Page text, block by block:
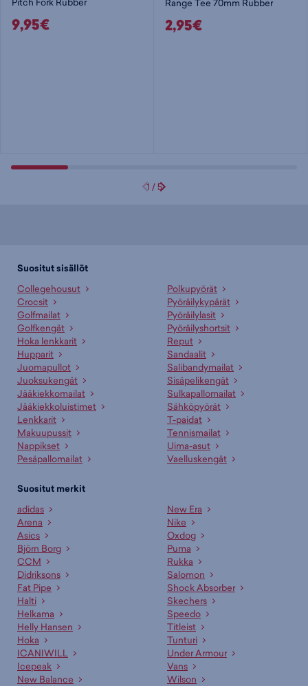
9,95€
Range Tee 70mm Rubber
2,95€
1 /5
Suositut sisällöt
Collegehousut
Crocsit
Golfmailat
Golfkengät
Hoka lenkkarit
Hupparit
Juomapullot
Juoksukengät
Jääkiekkomailat
Jääkiekkoluistimet
Lenkkarit
Makuupussit
Nappikset
Pesäpallomailat
Polkupyörät
Pyöräilykypärät
Pyöräilylasit
Pyöräilyshortsit
Reput
Sandaalit
Salibandymailat
Sisäpelikengät
Sulkapallomailat
Sähköpyörät
T-paidat
Tennismailat
Uima-asut
Vaelluskengät
Suositut merkit
adidas
Arena
Asics
Björn Borg
CCM
Didriksons
Fat Pipe
Halti
Helkama
Helly Hansen
Hoka
ICANIWILL
Icepeak
New Balance
New Era
Nike
Oxdog
Puma
Rukka
Salomon
Shock Absorber
Skechers
Speedo
Titleist
Tunturi
Under Armour
Vans
Wilson